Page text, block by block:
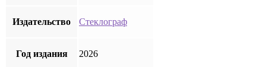
Издательство Стеклограф
Год издания 2026